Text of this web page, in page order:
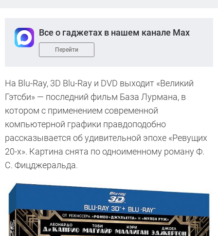
Все о гаджетах в нашем канале Max
Перейти
На Blu-Ray, 3D Blu-Ray и DVD выходит «Великий
Гэтсби» — последний фильм База Лурмана, в
котором с применением современной
компьютерной графики правдоподобно
рассказывается об удивительной эпохе «Ревущих
20-х». Картина снята по одноименному роману Ф.
С. Фицджеральда.